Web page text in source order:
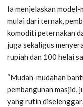
Ia menjelaskan
mulai dari ternak,
komoditi peternakan
juga sekaligus
rupiah dan 100 helai
“Mudah-mudahan
pembangunan masjid,
yang rutin